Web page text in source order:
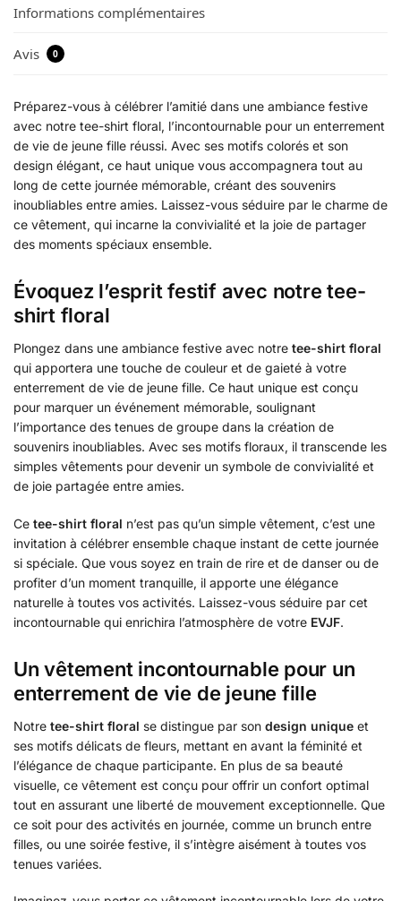
Informations complémentaires
Avis 0
Préparez-vous à célébrer l’amitié dans une ambiance festive
avec notre tee-shirt floral, l’incontournable pour un enterrement
de vie de jeune fille réussi. Avec ses motifs colorés et son
design élégant, ce haut unique vous accompagnera tout au
long de cette journée mémorable, créant des souvenirs
inoubliables entre amies. Laissez-vous séduire par le charme de
ce vêtement, qui incarne la convivialité et la joie de partager
des moments spéciaux ensemble.
Évoquez l’esprit festif avec notre tee-
shirt floral
Plongez dans une ambiance festive avec notre tee-shirt floral
qui apportera une touche de couleur et de gaieté à votre
enterrement de vie de jeune fille. Ce haut unique est conçu
pour marquer un événement mémorable, soulignant
l’importance des tenues de groupe dans la création de
souvenirs inoubliables. Avec ses motifs floraux, il transcende les
simples vêtements pour devenir un symbole de convivialité et
de joie partagée entre amies.
Ce tee-shirt floral n’est pas qu’un simple vêtement, c’est une
invitation à célébrer ensemble chaque instant de cette journée
si spéciale. Que vous soyez en train de rire et de danser ou de
profiter d’un moment tranquille, il apporte une élégance
naturelle à toutes vos activités. Laissez-vous séduire par cet
incontournable qui enrichira l’atmosphère de votre EVJF.
Un vêtement incontournable pour un
enterrement de vie de jeune fille
Notre tee-shirt floral se distingue par son design unique et
ses motifs délicats de fleurs, mettant en avant la féminité et
l’élégance de chaque participante. En plus de sa beauté
visuelle, ce vêtement est conçu pour offrir un confort optimal
tout en assurant une liberté de mouvement exceptionnelle. Que
ce soit pour des activités en journée, comme un brunch entre
filles, ou une soirée festive, il s’intègre aisément à toutes vos
tenues variées.